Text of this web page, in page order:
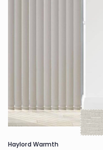
Haylord Warmth